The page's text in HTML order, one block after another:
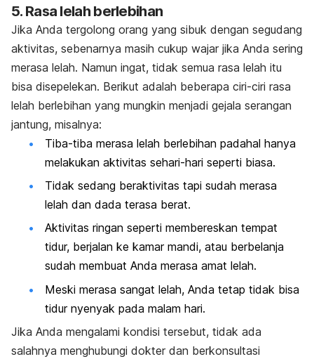
5. Rasa lelah berlebihan
Jika Anda tergolong orang yang sibuk dengan segudang
aktivitas, sebenarnya masih cukup wajar jika Anda sering
merasa lelah. Namun ingat, tidak semua rasa lelah itu
bisa disepelekan. Berikut adalah beberapa ciri-ciri rasa
lelah berlebihan yang mungkin menjadi gejala serangan
jantung, misalnya:
Tiba-tiba merasa lelah berlebihan padahal hanya
melakukan aktivitas sehari-hari seperti biasa.
Tidak sedang beraktivitas tapi sudah merasa
lelah dan dada terasa berat.
Aktivitas ringan seperti membereskan tempat
tidur, berjalan ke kamar mandi, atau berbelanja
sudah membuat Anda merasa amat lelah.
Meski merasa sangat lelah, Anda tetap tidak bisa
tidur nyenyak pada malam hari.
Jika Anda mengalami kondisi tersebut, tidak ada
salahnya menghubungi dokter dan berkonsultasi